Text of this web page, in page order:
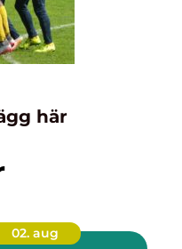
här
02. aug